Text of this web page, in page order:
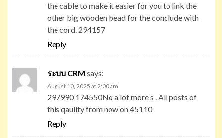
the cable to make it easier for you to link the
other big wooden bead for the conclude with
the cord. 294157
Reply
ระบบ CRM says:
August 10, 2025 at 2:00 am
297990 174550No a lot more s . All posts of
this qaulity from now on 45110
Reply